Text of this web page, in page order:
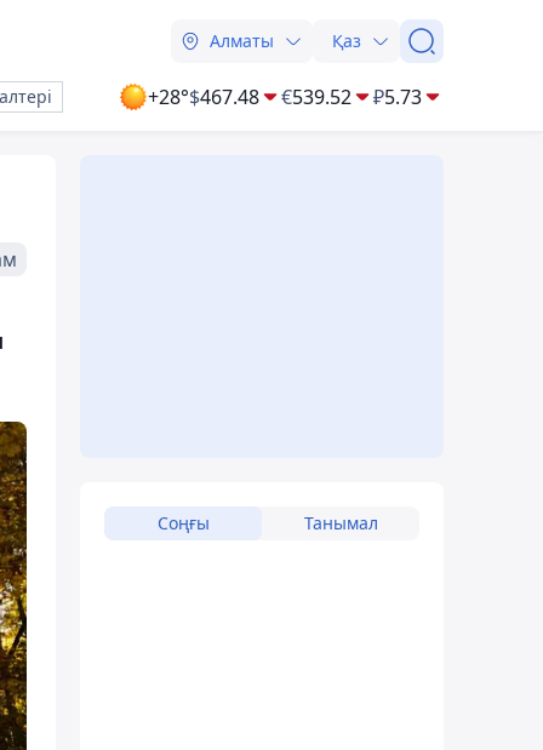
Алматы Қаз
+28°$467.48 €539.52 ₽5.73
Соңғы Танымал